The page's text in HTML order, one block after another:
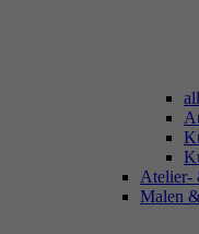
Atelier-
Malen